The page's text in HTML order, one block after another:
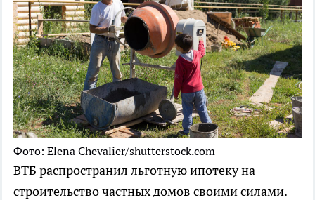
Фото: Elena Chevalier/shutterstock.com
ВТБ распространил льготную ипотеку на
строительство частных домов своими силами.